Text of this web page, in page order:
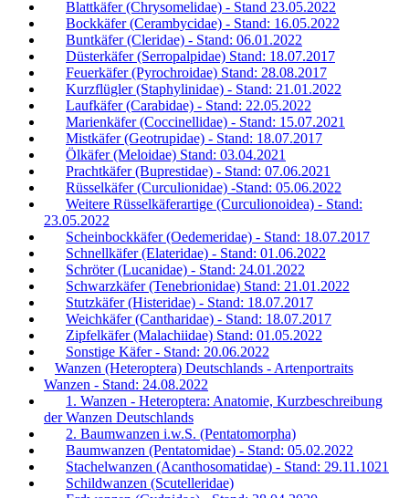
Blattkäfer (Chrysomelidae) - Stand 23.05.2022
Bockkäfer (Cerambycidae) - Stand: 16.05.2022
Buntkäfer (Cleridae) - Stand: 06.01.2022
Düsterkäfer (Serropalpidae) Stand: 18.07.2017
Feuerkäfer (Pyrochroidae) Stand: 28.08.2017
Kurzflügler (Staphylinidae) - Stand: 21.01.2022
Laufkäfer (Carabidae) - Stand: 22.05.2022
Marienkäfer (Coccinellidae) - Stand: 15.07.2021
Mistkäfer (Geotrupidae) - Stand: 18.07.2017
Ölkäfer (Meloidae) Stand: 03.04.2021
Prachtkäfer (Buprestidae) - Stand: 07.06.2021
Rüsselkäfer (Curculionidae) -Stand: 05.06.2022
Weitere Rüsselkäferartige (Curculionoidea) - Stand:
23.05.2022
Scheinbockkäfer (Oedemeridae) - Stand: 18.07.2017
Schnellkäfer (Elateridae) - Stand: 01.06.2022
Schröter (Lucanidae) - Stand: 24.01.2022
Schwarzkäfer (Tenebrionidae) Stand: 21.01.2022
Stutzkäfer (Histeridae) - Stand: 18.07.2017
Weichkäfer (Cantharidae) - Stand: 18.07.2017
Zipfelkäfer (Malachiidae) Stand: 01.05.2022
Sonstige Käfer - Stand: 20.06.2022
Wanzen (Heteroptera) Deutschlands - Artenportraits
Wanzen - Stand: 24.08.2022
1. Wanzen - Heteroptera: Anatomie, Kurzbeschreibung
der Wanzen Deutschlands
2. Baumwanzen i.w.S. (Pentatomorpha)
Baumwanzen (Pentatomidae) - Stand: 05.02.2022
Stachelwanzen (Acanthosomatidae) - Stand: 29.11.1021
Schildwanzen (Scutelleridae)